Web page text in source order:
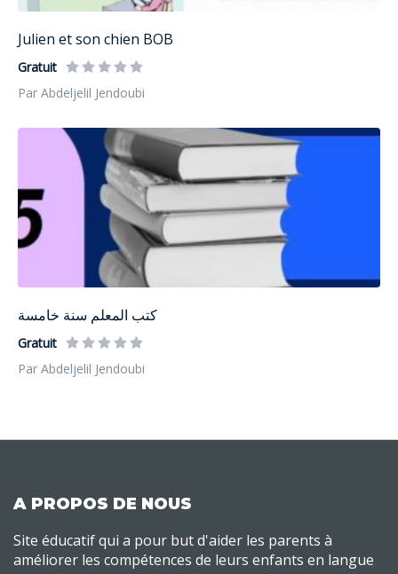
Julien et son chien BOB
Gratuit
Par Abdeljelil Jendoubi
كتب المعلم سنة خامسة
Gratuit
Par Abdeljelil Jendoubi
A PROPOS DE NOUS
Site éducatif qui a pour but d'aider les parents à
améliorer les compétences de leurs enfants en langue